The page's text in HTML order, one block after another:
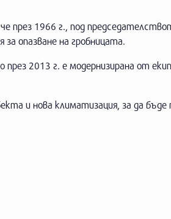
през 1966 г., под
опазване на гробницата.
2013 г. е модернизирана от
и нова климатизация, за да бъде